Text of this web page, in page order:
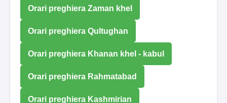
Orari preghiera Zaman khel
Orari preghiera Qultughan
Orari preghiera Khanan khel - kabul
Orari preghiera Rahmatabad
Orari preghiera Kashmirian